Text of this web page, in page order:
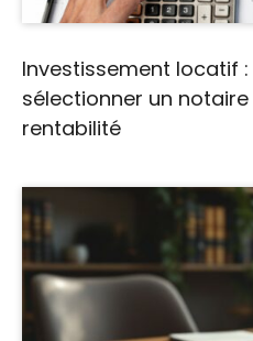
Investissement locatif
sélectionner un
rentabilité